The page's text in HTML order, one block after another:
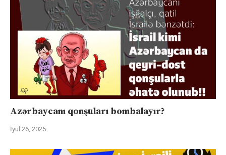
Azərbaycanı qonşuları bombalayır?
İyul 26, 2025